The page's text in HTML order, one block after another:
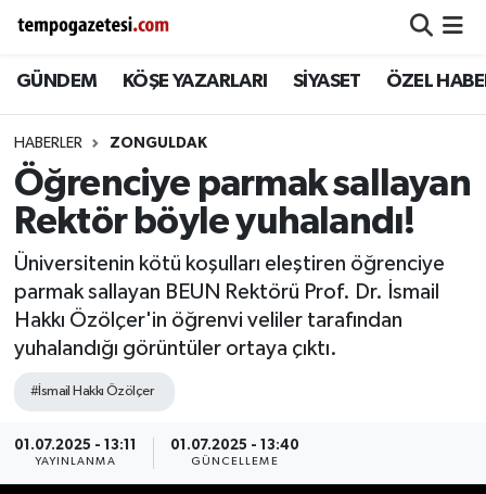
GÜNDEM KÖŞE YAZARLARI SİYASET ÖZEL
HABERLER ZONGULDAK
Öğrenciye parmak sallayan
Rektör böyle yuhalandı!
Üniversitenin kötü koşulları eleştiren öğrenciye
parmak sallayan BEUN Rektörü Prof. Dr. İsmail
Hakkı Özölçer'in öğrenvi veliler tarafından
yuhalandığı görüntüler ortaya çıktı.
#İsmail Hakkı Özölçer
01.07.2025 - 13:11
YAYINLANMA
01.07.2025 - 13:40
GÜNCELLEME
Alaplı
Çaycuma
Devrek
Gökçebey
GÜNDEM
Kozlu
Zonguldak Nöbetçi Eczaneler
Zonguldak Hava Durumu
Zonguldak Namaz Vakitleri
Süper Lig Puan Durumu ve Fikstür
Tüm Manşetler
Haber Arşivi